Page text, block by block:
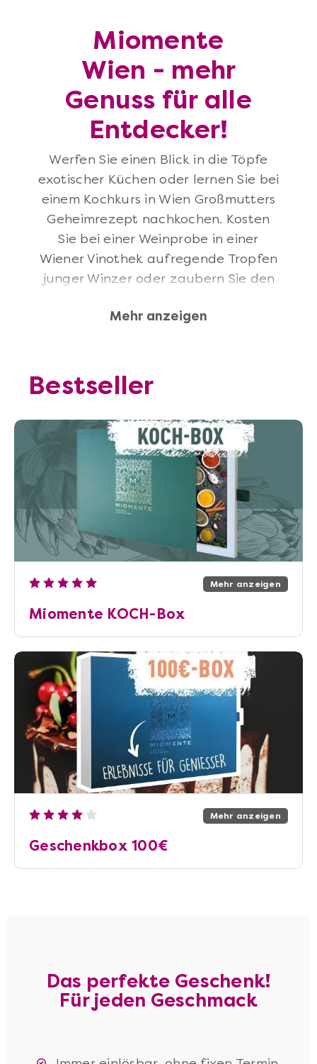
Miomente
Wien - mehr
Genuss für alle
Entdecker!
Werfen Sie einen Blick in die Töpfe
exotischer Küchen oder lernen Sie bei
einem Kochkurs in Wien Großmutters
Geheimrezept nachkochen. Kosten
Sie bei einer Weinprobe in einer
Wiener Vinothek aufregende Tropfen
junger Winzer oder zaubern Sie den
Genuss-Events, Kochkursen,
großen Genuss und machen Sie zum
Virtuosen am Kochlöffel,
Cocktailshaker oder Korkenzieher. Bei
Miomente in Wien finden Sie die
größte Auswahl an kulinarischen
Erlebnissen. All unsere Partner-
Kochschulen, Weinbars, Backschulen
und Cocktailbars sind von uns
persönlich geprüft und
handverlesen.
Mehr anzeigen
Bestseller
Mehr anzeigen
Miomente KOCH-Box
Mehr anzeigen
Geschenkbox 100€
Das perfekte Geschenk!
Für jeden Geschmack